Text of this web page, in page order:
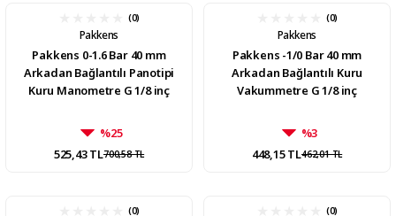
(0)
Pakkens
Pakkens 0-1.6 Bar 40 mm
Arkadan Bağlantılı Panotipi
Kuru Manometre G 1/8 inç
%25
525,43 TL700,58 TL
(0)
Pakkens
Pakkens -1/0 Bar 40 mm
Arkadan Bağlantılı Kuru
Vakummetre G 1/8 inç
%3
448,15 TL462,01 TL
(0) (0)